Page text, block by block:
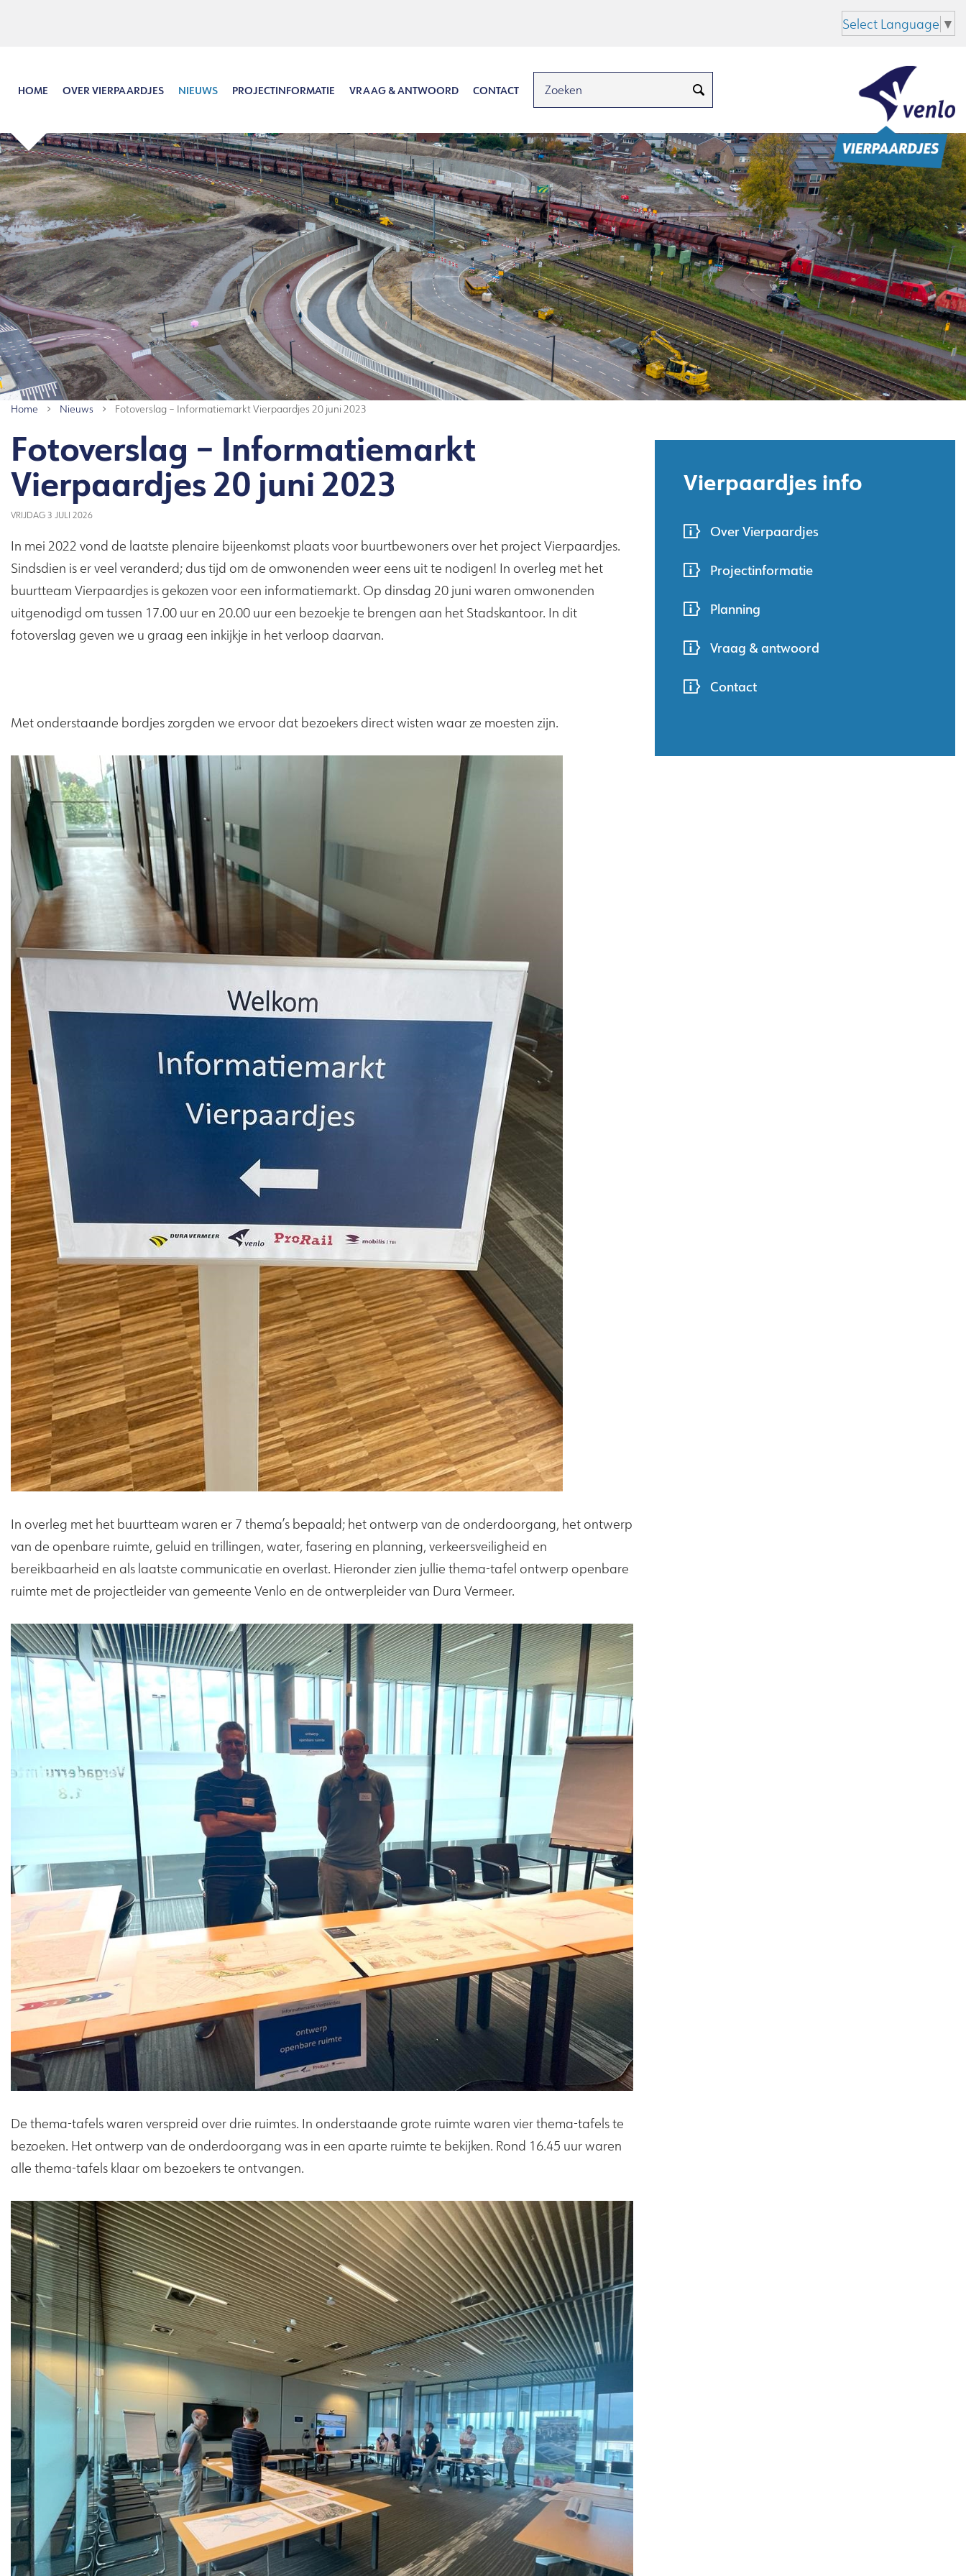
Select Language ▼
HOME OVER VIERPAARDJES NIEUWS PROJECTINFORMATIE VRAAG & ANTWOORD CONTACT
Home Nieuws Fotoverslag – Informatiemarkt Vierpaardjes 20 juni 2023
Fotoverslag – Informatiemarkt
Vierpaardjes 20 juni 2023
VRIJDAG 3 JULI 2026
In mei 2022 vond de laatste plenaire bijeenkomst plaats voor buurtbewoners over het project Vierpaardjes.
Sindsdien is er veel veranderd; dus tijd om de omwonenden weer eens uit te nodigen! In overleg met het
buurtteam Vierpaardjes is gekozen voor een informatiemarkt. Op dinsdag 20 juni waren omwonenden
uitgenodigd om tussen 17.00 uur en 20.00 uur een bezoekje te brengen aan het Stadskantoor. In dit
fotoverslag geven we u graag een inkijkje in het verloop daarvan.
Met onderstaande bordjes zorgden we ervoor dat bezoekers direct wisten waar ze moesten zijn.
In overleg met het buurtteam waren er 7 thema’s bepaald; het ontwerp van de onderdoorgang, het ontwerp
van de openbare ruimte, geluid en trillingen, water, fasering en planning, verkeersveiligheid en
bereikbaarheid en als laatste communicatie en overlast. Hieronder zien jullie thema-tafel ontwerp openbare
ruimte met de projectleider van gemeente Venlo en de ontwerpleider van Dura Vermeer.
De thema-tafels waren verspreid over drie ruimtes. In onderstaande grote ruimte waren vier thema-tafels te
bezoeken. Het ontwerp van de onderdoorgang was in een aparte ruimte te bekijken. Rond 16.45 uur waren
alle thema-tafels klaar om bezoekers te ontvangen.
Vierpaardjes info
Over Vierpaardjes
Projectinformatie
Planning
Vraag & antwoord
Contact